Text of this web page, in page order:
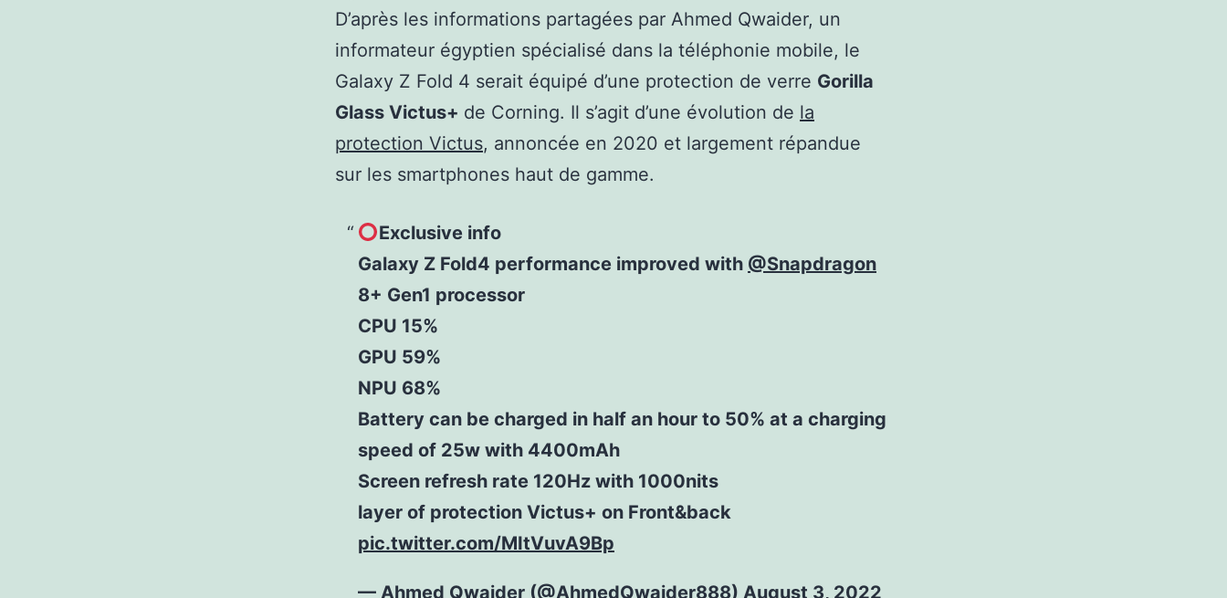
D’après les informations partagées par Ahmed Qwaider, un
informateur égyptien spécialisé dans la téléphonie mobile, le
Galaxy Z Fold 4 serait équipé d’une protection de verre Gorilla
Glass Victus+ de Corning. Il s’agit d’une évolution de la
protection Victus, annoncée en 2020 et largement répandue
sur les smartphones haut de gamme.
Exclusive info
Galaxy Z Fold4 performance improved with @Snapdragon
8+ Gen1 processor
CPU 15%
GPU 59%
NPU 68%
Battery can be charged in half an hour to 50% at a charging
speed of 25w with 4400mAh
Screen refresh rate 120Hz with 1000nits
layer of protection Victus+ on Front&back
pic.twitter.com/MItVuvA9Bp
— Ahmed Qwaider (@AhmedQwaider888) August 3, 2022